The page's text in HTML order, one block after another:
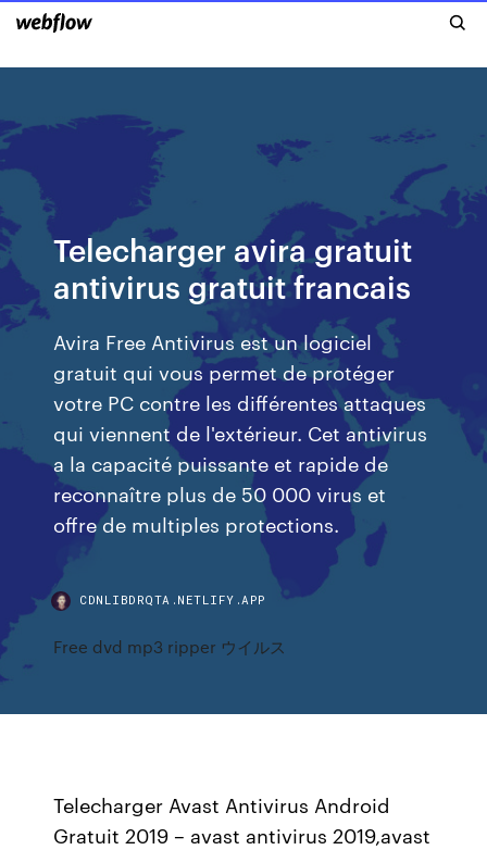
Telecharger avira gratuit
antivirus gratuit francais
Avira Free Antivirus est un logiciel
gratuit qui vous permet de protéger
votre PC contre les différentes attaques
qui viennent de l'extérieur. Cet antivirus
a la capacité puissante et rapide de
reconnaître plus de 50 000 virus et
offre de multiples protections.
CDNLIBDRQTA.NETLIFY.APP
Free dvd mp3 ripper ウイルス
Telecharger Avast Antivirus Android
Gratuit 2019 – avast antivirus 2019,avast